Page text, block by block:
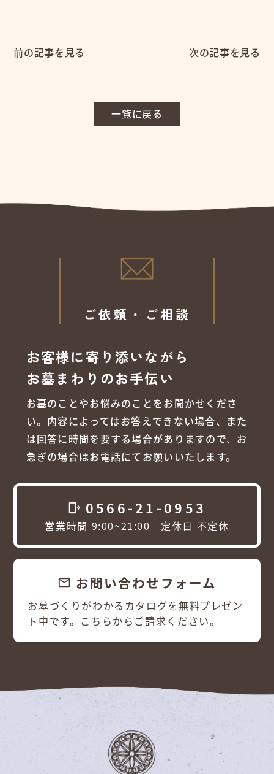
前の記事を見る
一覧に戻る
次の記事を見る
ご依頼・ご相談
お客様に寄り添いながら
お墓まわりのお手伝い
お墓のことやお悩みのことをお聞かせくださ
い。内容によってはお答えできない場合、また
は回答に時間を要する場合がありますので、お
急ぎの場合はお電話にてお願いいたします。
phonelink_ring 0566-21-0953
営業時間 9:00~21:00 定休日 不定休
email お問い合わせフォーム
お墓づくりがわかるカタログを無料プレゼン
ト中です。こちらからご請求ください。